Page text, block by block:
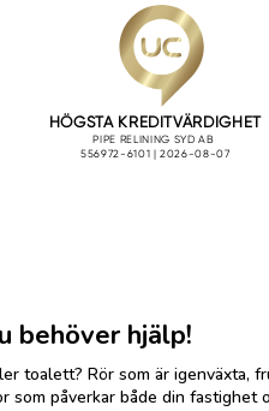
behöver hjälp!
toalett? Rör som är igenväxta,
som påverkar både din